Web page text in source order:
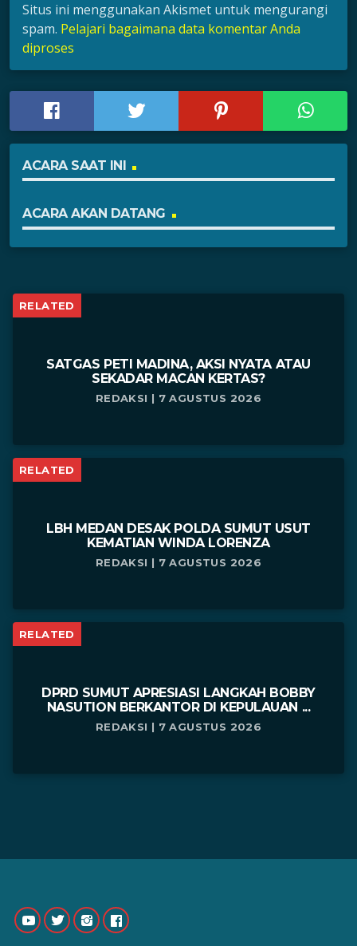
Situs ini menggunakan Akismet untuk mengurangi
spam. Pelajari bagaimana data komentar Anda
diproses
ACARA SAAT INI
ACARA AKAN DATANG
RELATED
SATGAS PETI MADINA, AKSI NYATA ATAU
SEKADAR MACAN KERTAS?
REDAKSI | 7 AGUSTUS 2026
RELATED
LBH MEDAN DESAK POLDA SUMUT USUT
KEMATIAN WINDA LORENZA
REDAKSI | 7 AGUSTUS 2026
RELATED
DPRD SUMUT APRESIASI LANGKAH BOBBY
NASUTION BERKANTOR DI KEPULAUAN ...
REDAKSI | 7 AGUSTUS 2026